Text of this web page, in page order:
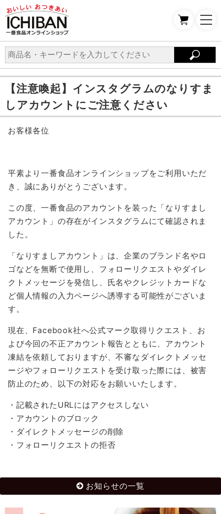
【注意喚起】インスタグラムのなりすま
しアカウントにご注意ください
お客様各位
平素より一番食品オンラインショップをご利用いただ
き、誠にありがとうございます。
この度、一番食品のアカウントを装った「なりすまし
アカウント」の存在がインスタグラムにて確認されま
した。
「なりすましアカウント」は、企業のブランド名やロ
ゴなどを無断で使用し、フォローリクエストやダイレ
クトメッセージを発信し、氏名やクレジットカードな
ど個人情報の入力ページへ誘導する可能性がございま
す。
現在、Facebook社へ公式マーク取得リクエスト、お
よび今回の不正アカウント報告とともに、アカウント
凍結を依頼しておりますが、不審なダイレクトメッセ
ージやフォローリクエストを受け取った際には、被害
防止のため、以下の対応をお願いいたします。
・記載されたURLにはアクセスしない
・アカウントのブロック
・ダイレクトメッセージの削除
・フォローリクエストの拒否
お知らせの一覧